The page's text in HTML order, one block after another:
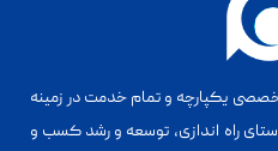
یکپارچه و تمام خدمت در زمینه
راه اندازی، توسعه و رشد کسب و